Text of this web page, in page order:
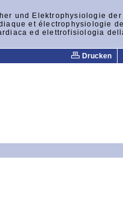
und Elektrophysiologie der
et électrophysiologie
ed elettrofisiologia
Drucken